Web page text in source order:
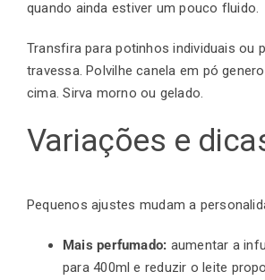
quando ainda estiver um pouco fluido.
Transfira para potinhos individuais ou
travessa. Polvilhe canela em pó
cima. Sirva morno ou gelado.
Variações e
Pequenos ajustes mudam a
Mais perfumado: aumentar a
para 400ml e reduzir o leite